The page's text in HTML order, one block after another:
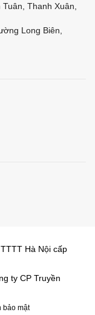
Thanh Xuân,
Long Biên,
Hà Nội cấp
ty CP Truyền
bảo mật